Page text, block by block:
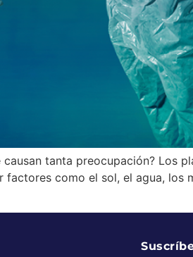
tanta preocupación? Los
como el sol, el agua,